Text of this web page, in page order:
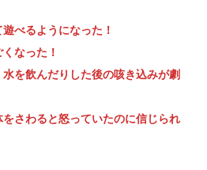
べるようになった！
なった！
を飲んだりした後の咳き込みが劇
さわると怒っていたのに信じられ